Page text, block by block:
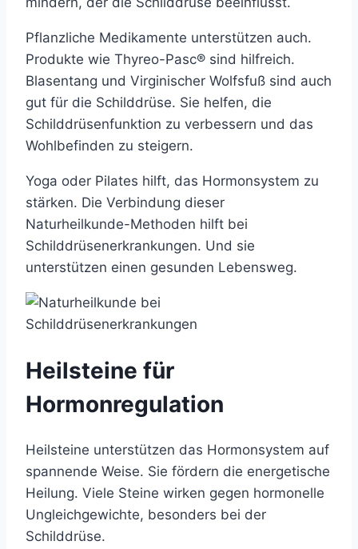
Pflanzliche Medikamente unterstützen auch.
Produkte wie Thyreo-Pasc® sind hilfreich.
Blasentang und Virginischer Wolfsfuß sind auch
gut für die Schilddrüse. Sie helfen, die
Schilddrüsenfunktion zu verbessern und das
Wohlbefinden zu steigern.
Yoga oder Pilates hilft, das Hormonsystem zu
stärken. Die Verbindung dieser
Naturheilkunde-Methoden hilft bei
Schilddrüsenerkrankungen. Und sie
unterstützen einen gesunden Lebensweg.
Heilsteine für
Hormonregulation
Heilsteine unterstützen das Hormonsystem auf
spannende Weise. Sie fördern die energetische
Heilung. Viele Steine wirken gegen hormonelle
Ungleichgewichte, besonders bei der
Schilddrüse.